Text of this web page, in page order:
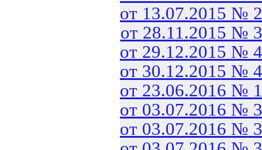
от 13.07.2015 №
от 28.11.2015 №
от 29.12.2015 №
от 30.12.2015 №
от 23.06.2016 №
от 03.07.2016 №
от 03.07.2016 №